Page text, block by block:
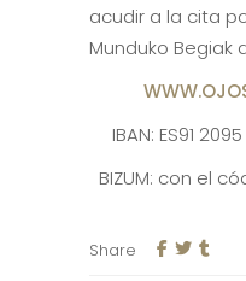
acudir a la cita
Munduko Begiak
IBAN: ES91
BIZUM: con el
Share